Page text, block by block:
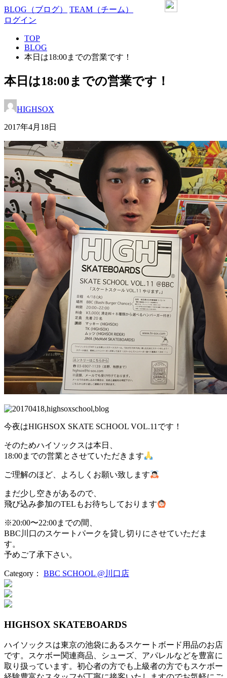
BLOG （ブログ） TEAM （チーム）
ログイン
TOP
BLOG
本日は18:00までの営業です！
本日は18:00までの営業です！
HIGHSOX
2017年4月18日
今夜はHIGHSOX SKATE SCHOOL VOL.11です！
そのためハイソックスは本日、
18:00までの営業とさせていただきます
ご理解のほど、よろしくお願い致します
まだ少し空きがあるので、
飛び込み参加のTELもお待ちしております
※20:00〜22:00までの間、
BBC川口のスケートパークを貸し切りにさせていただま
す。
予めご了承下さい。
Category： BBC SCHOOL @川口店
投
稿
ナ
ゲ
ー
HIGHSOX SKATEBOARDS
ハイソックスは東京の池袋にあるスケートボード用品のお店
です。スケボー関連商品、シューズ、アパレルなどを豊富に
取り扱っています。初心者の方でも上級者の方でもスケボー